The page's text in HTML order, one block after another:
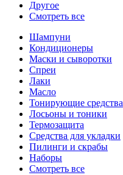
Другое
Смотреть все
Шампуни
Кондиционеры
Маски и сыворотки
Спреи
Лаки
Масло
Тонирующие средства
Лосьоны и тоники
Термозащита
Средства для укладки
Пилинги и скрабы
Наборы
Смотреть все